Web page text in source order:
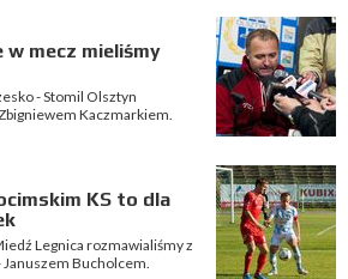
w mecz mieliśmy
- Stomil Olsztyn
Kaczmarkiem.
KS to dla
Legnica rozmawialiśmy z
Bucholcem.